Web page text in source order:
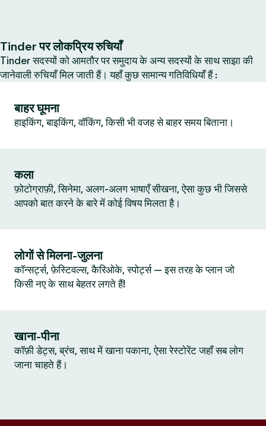
Tinder पर लोकप्रिय रुचियाँ
Tinder सदस्यों को आमतौर पर समुदाय के अन्य सदस्यों के साथ साझा की
जानेवाली रुचियाँ मिल जाती हैं। यहाँ कुछ सामान्य गतिविधियाँ हैं :
बाहर घूमना
हाइकिंग, बाइकिंग, वॉकिंग, किसी भी वजह से बाहर समय बिताना।
कला
फ़ोटोग्राफ़ी, सिनेमा, अलग-अलग भाषाएँ सीखना, ऐसा कुछ भी जिससे
आपको बात करने के बारे में कोई विषय मिलता है।
लोगों से मिलना-जुलना
कॉन्सर्ट्स, फ़ेस्टिवल्स, कैरिओके, स्पोर्ट्स — इस तरह के प्लान जो
किसी नए के साथ बेहतर लगते हैं!
खाना-पीना
कॉफ़ी डेट्स, ब्रंच, साथ में खाना पकाना, ऐसा रेस्टोरेंट जहाँ सब लोग
जाना चाहते हैं।